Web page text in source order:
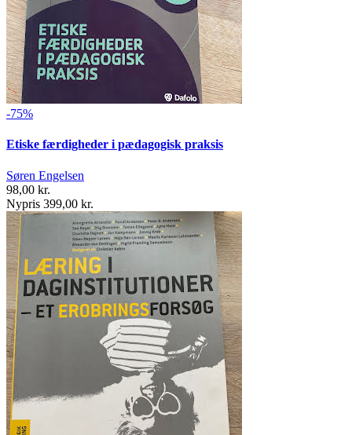
-75%
Etiske færdigheder i pædagogisk praksis
Søren Engelsen
98,00 kr.
Nypris 399,00 kr.